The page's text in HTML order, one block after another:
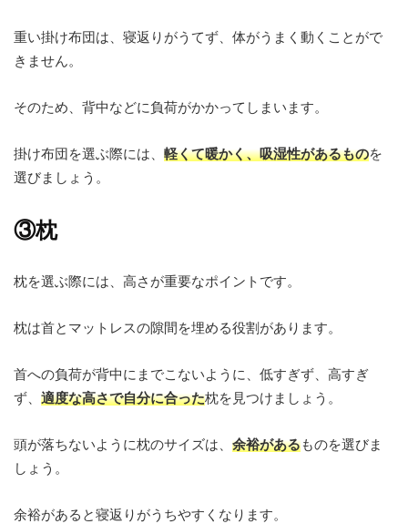
重い掛け布団は、寝返りがうてず、体がうまく動くことがで
きません。
そのため、背中などに負荷がかかってしまいます。
掛け布団を選ぶ際には、 軽くて暖かく、吸湿性があるものを
選びましょう。
③枕
枕を選ぶ際には、高さが重要なポイントです。
枕は首とマットレスの隙間を埋める役割があります。
首への負荷が背中にまでこないように、低すぎず、高すぎ
ず、 適度な高さで自分に合った枕を見つけましょう。
頭が落ちないように枕のサイズは、 余裕があるものを選びま
しょう。
余裕があると寝返りがうちやすくなります。